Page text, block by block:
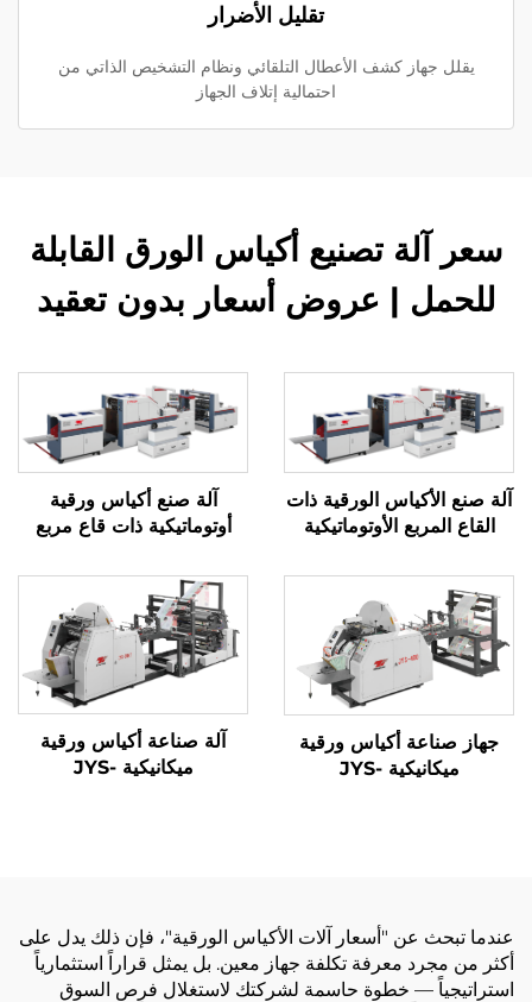
تقليل الأضرار
يقلل جهاز كشف الأعطال التلقائي ونظام التشخيص الذاتي من
احتمالية إتلاف الجهاز
سعر آلة تصنيع أكياس الورق القابلة
للحمل | عروض أسعار بدون تعقيد
آلة صنع الأكياس الورقية ذات
القاع المربع الأوتوماتيكية
آلة صنع أكياس ورقية
أوتوماتيكية ذات قاع مربع
جهاز صناعة أكياس ورقية
ميكانيكية JYS-
آلة صناعة أكياس ورقية
ميكانيكية JYS-
عندما تبحث عن "أسعار آلات الأكياس الورقية"، فإن ذلك يدل على
أكثر من مجرد معرفة تكلفة جهاز معين. بل يمثل قراراً استثمارياً
استراتيجياً — خطوة حاسمة لشركتك لاستغلال فرص السوق